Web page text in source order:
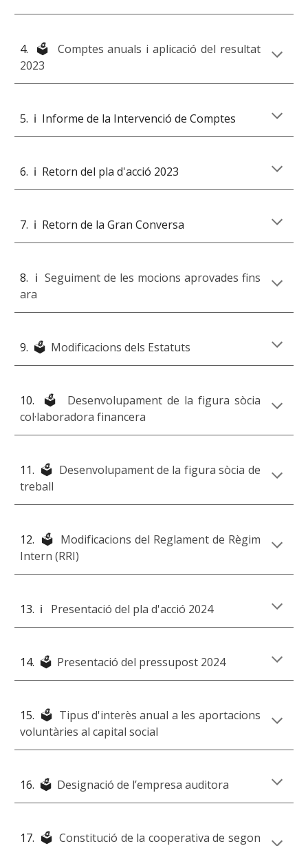
4. 🗳️ Comptes anuals i aplicació del resultat
2023
5. ℹ️ Informe de la Intervenció de Comptes
6. ℹ️ Retorn del pla d'acció 2023
7. ℹ️ Retorn de la Gran Conversa
8. ℹ️Seguiment de les mocions aprovades fins
ara
9. 🗳️ Modificacions dels Estatuts
10. 🗳️ Desenvolupament de la figura sòcia
col·laboradora financera
11. 🗳️ Desenvolupament de la figura sòcia de
treball
12. 🗳️ Modificacions del Reglament de Règim
Intern (RRI)
13. ℹ️ Presentació del pla d'acció 2024
14. 🗳️ Presentació del pressupost 2024
15. 🗳️ Tipus d'interès anual a les aportacions
voluntàries al capital social
16. 🗳️ Designació de l’empresa auditora
17. 🗳️ Constitució de la cooperativa de segon